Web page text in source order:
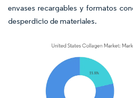
envases recargables y formatos
desperdicio de materiales.